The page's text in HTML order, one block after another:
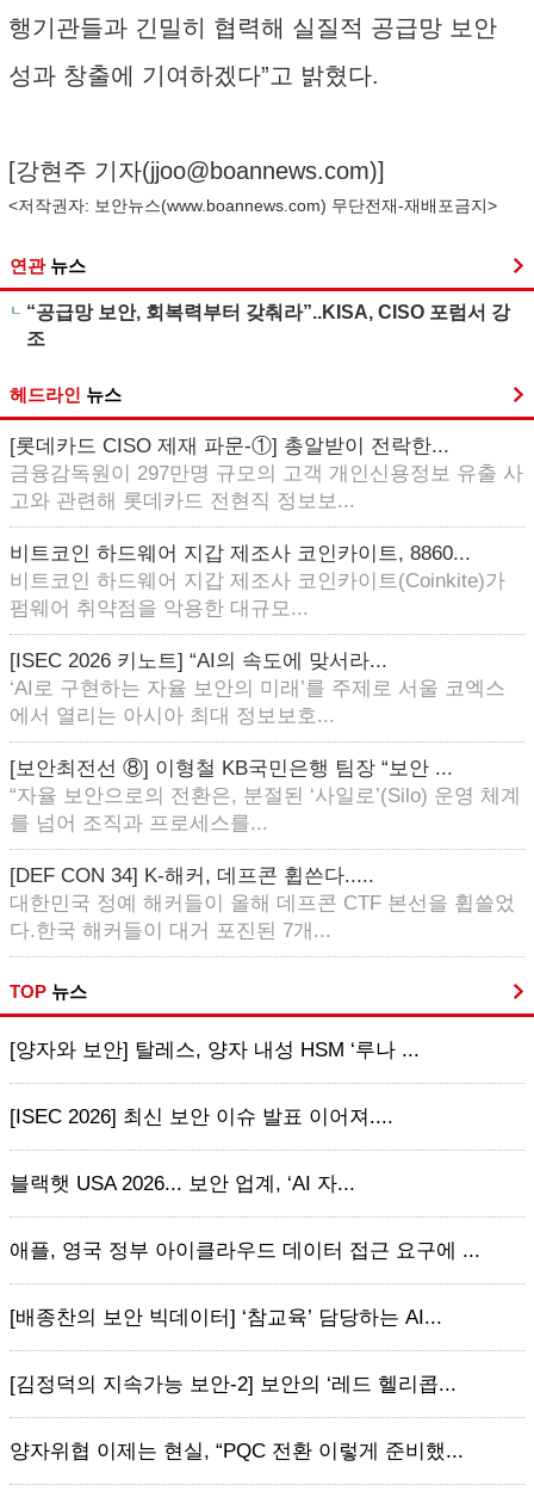
행기관들과 긴밀히 협력해 실질적 공급망 보안
성과 창출에 기여하겠다”고 밝혔다.
[강현주 기자(jjoo@boannews.com)]
<저작권자: 보안뉴스(www.boannews.com) 무단전재-재배포금지>
연관 뉴스
“공급망 보안, 회복력부터 갖춰라”..KISA, CISO 포럼서 강
조
헤드라인 뉴스
[롯데카드 CISO 제재 파문-①] 총알받이 전락한...
금융감독원이 297만명 규모의 고객 개인신용정보 유출 사
고와 관련해 롯데카드 전현직 정보보...
비트코인 하드웨어 지갑 제조사 코인카이트, 8860...
비트코인 하드웨어 지갑 제조사 코인카이트(Coinkite)가
펌웨어 취약점을 악용한 대규모...
[ISEC 2026 키노트] “AI의 속도에 맞서라...
‘AI로 구현하는 자율 보안의 미래’를 주제로 서울 코엑스
에서 열리는 아시아 최대 정보보호...
[보안최전선 ⑧] 이형철 KB국민은행 팀장 “보안 ...
“자율 보안으로의 전환은, 분절된 ‘사일로’(Silo) 운영 체계
를 넘어 조직과 프로세스를...
[DEF CON 34] K-해커, 데프콘 휩쓴다.....
대한민국 정예 해커들이 올해 데프콘 CTF 본선을 휩쓸었
다.한국 해커들이 대거 포진된 7개...
TOP 뉴스
[양자와 보안] 탈레스, 양자 내성 HSM ‘루나 ...
[ISEC 2026] 최신 보안 이슈 발표 이어져....
블랙햇 USA 2026... 보안 업계, ‘AI 자...
애플, 영국 정부 아이클라우드 데이터 접근 요구에 ...
[배종찬의 보안 빅데이터] ‘참교육’ 담당하는 AI...
[김정덕의 지속가능 보안-2] 보안의 ‘레드 헬리콥...
양자위협 이제는 현실, “PQC 전환 이렇게 준비했...